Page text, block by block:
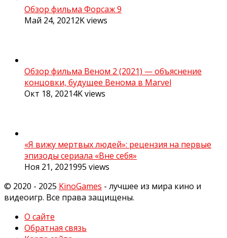
Обзор фильма Форсаж 9
Май 24, 20212Kviews
Обзор фильма Веном 2 (2021) — объяснение
концовки, будущее Венома в Marvel
Окт 18, 20214Kviews
«Я вижу мертвых людей»: рецензия на первые
эпизоды сериала «Вне себя»
Ноя 21, 2021995 views
© 2020 - 2025 KinoGames - лучшее из мира кино и
видеоигр. Все права защищены.
О сайте
Обратная связь